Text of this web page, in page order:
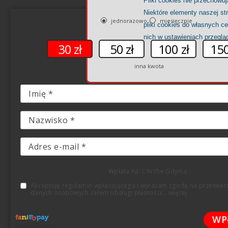
jednorazowo miesięcznie
30 zł 50 zł 100 zł
inna kwota
Niektóre elementy naszej
pliki cookies do własnych
nich w ustawieniach